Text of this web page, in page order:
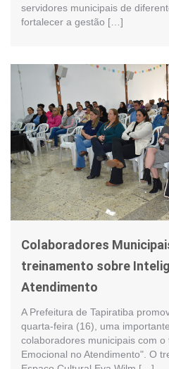
servidores municipais de
fortalecer a gestão […]
Colaboradores
treinamento sobre
Atendimento
A Prefeitura de Tapiratiba
quarta-feira (16), uma
colaboradores municipais com o
Emocional no Atendimento". O